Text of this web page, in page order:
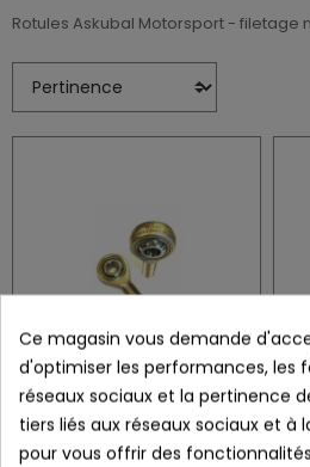
Rotules Askubal Motorsport - filetage
KAL 8-450
72,67 €
Ce magasin vous demande
d'optimiser les performances, les
réseaux sociaux et la pertinence
tiers liés aux réseaux sociaux et à
pour vous offrir des